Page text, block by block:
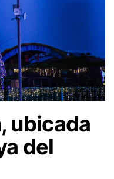
ubicada
del